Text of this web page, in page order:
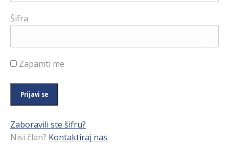
Šifra
Zapamti me
Zaboravili ste šifru?
Nisi član? Kontaktiraj nas